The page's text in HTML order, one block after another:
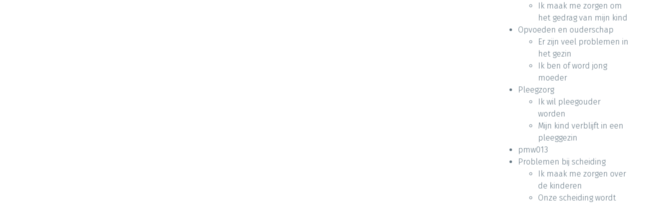
Ik maak me zorgen om
het gedrag van mijn kind
Opvoeden en ouderschap
Er zijn veel problemen in
het gezin
Ik ben of word jong
moeder
Pleegzorg
Ik wil pleegouder
worden
Mijn kind verblijft in een
pleeggezin
pmw013
Problemen bij scheiding
Ik maak me zorgen over
de kinderen
Onze scheiding wordt